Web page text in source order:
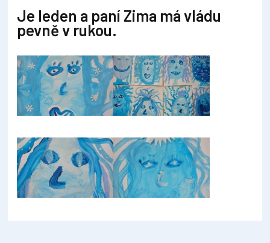
Je leden a paní Zima má vládu
pevně v rukou.